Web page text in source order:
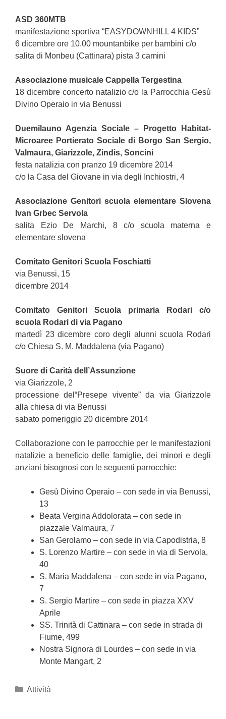
ASD 360MTB
manifestazione sportiva “EASYDOWNHILL 4 KIDS”
6 dicembre ore 10.00 mountanbike per bambini c/o
salita di Monbeu (Cattinara) pista 3 camini
Associazione musicale Cappella Tergestina
18 dicembre concerto natalizio c/o la Parrocchia Gesù
Divino Operaio in via Benussi
Duemilauno Agenzia Sociale – Progetto Habitat-
Microaree Portierato Sociale di Borgo San Sergio,
Valmaura, Giarizzole, Zindis, Soncini
festa natalizia con pranzo 19 dicembre 2014
c/o la Casa del Giovane in via degli Inchiostri, 4
Associazione Genitori scuola elementare Slovena
Ivan Grbec Servola
salita Ezio De Marchi, 8 c/o scuola materna e
elementare slovena
Comitato Genitori Scuola Foschiatti
via Benussi, 15
dicembre 2014
Comitato Genitori Scuola primaria Rodari c/o
scuola Rodari di via Pagano
martedì 23 dicembre coro degli alunni scuola Rodari
c/o Chiesa S. M. Maddalena (via Pagano)
Suore di Carità dell’Assunzione
via Giarizzole, 2
processione del“Presepe vivente” da via Giarizzole
alla chiesa di via Benussi
sabato pomeriggio 20 dicembre 2014
Collaborazione con le parrocchie per le manifestazioni
natalizie a beneficio delle famiglie, dei minori e degli
anziani bisognosi con le seguenti parrocchie:
Gesù Divino Operaio – con sede in via Benussi,
13
Beata Vergina Addolorata – con sede in
piazzale Valmaura, 7
San Gerolamo – con sede in via Capodistria, 8
S. Lorenzo Martire – con sede in via di Servola,
40
S. Maria Maddalena – con sede in via Pagano,
7
S. Sergio Martire – con sede in piazza XXV
Aprile
SS. Trinità di Cattinara – con sede in strada di
Fiume, 499
Nostra Signora di Lourdes – con sede in via
Monte Mangart, 2
Categories
Attività